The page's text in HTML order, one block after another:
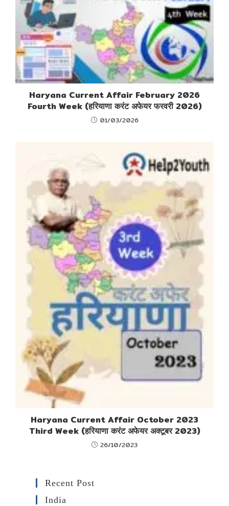
Haryana Current Affair February 2026
Fourth Week (हरियाणा करंट अफेयर फरवरी 2026)
01/03/2026
Haryana Current Affair October 2023
Third Week (हरियाणा करंट अफेयर अक्टूबर 2023)
26/10/2023
Recent Post
India